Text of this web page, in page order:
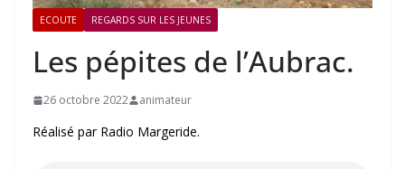
ECOUTE REGARDS SUR LES JEUNES
Les pépites de l’Aubrac.
26 octobre 2022 animateur
Réalisé par Radio Margeride.